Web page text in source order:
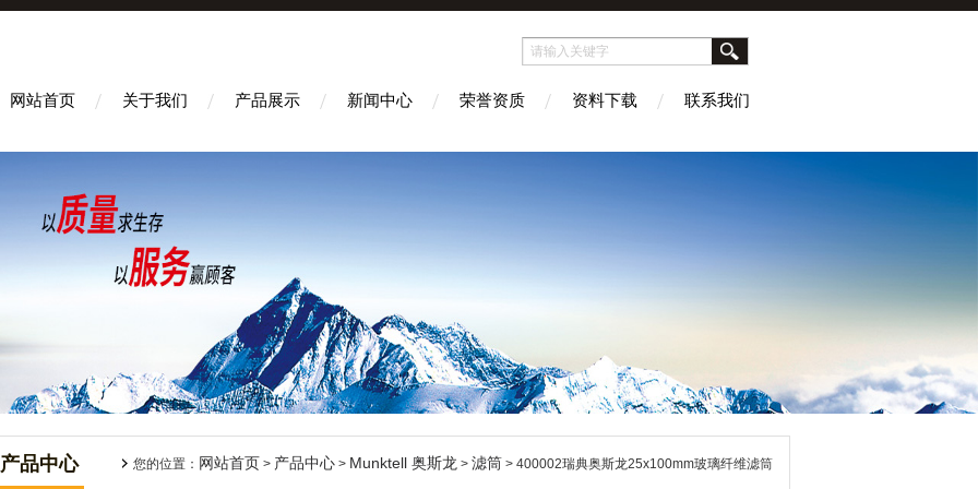
网站首页 关于我们 产品展示 新闻中心 荣誉资质 资料下载 联系我们
产品中心 您的位置： 网站首页 > 产品中心 > Munktell 奥斯龙 > 滤筒 > 400002瑞典奥斯龙25x100mm玻璃纤维滤筒